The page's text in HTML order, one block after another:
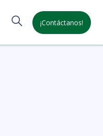
¡Contáctanos!